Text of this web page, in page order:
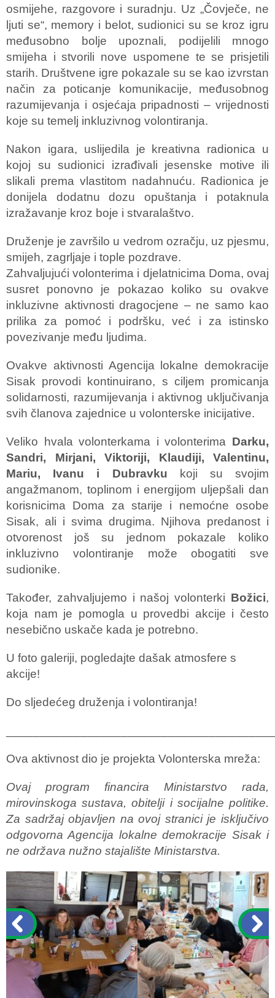
osmijehe, razgovore i suradnju. Uz „Čovječe, ne
ljuti se“, memory i belot, sudionici su se kroz igru
međusobno bolje upoznali, podijelili mnogo
smijeha i stvorili nove uspomene te se prisjetili
starih. Društvene igre pokazale su se kao izvrstan
način za poticanje komunikacije, međusobnog
razumijevanja i osjećaja pripadnosti – vrijednosti
koje su temelj inkluzivnog volontiranja.
Nakon igara, uslijedila je kreativna radionica u
kojoj su sudionici izrađivali jesenske motive ili
slikali prema vlastitom nadahnuću. Radionica je
donijela dodatnu dozu opuštanja i potaknula
izražavanje kroz boje i stvaralaštvo.
Druženje je završilo u vedrom ozračju, uz pjesmu,
smijeh, zagrljaje i tople pozdrave.
Zahvaljujući volonterima i djelatnicima Doma, ovaj
susret ponovno je pokazao koliko su ovakve
inkluzivne aktivnosti dragocjene – ne samo kao
prilika za pomoć i podršku, već i za istinsko
povezivanje među ljudima.
Ovakve aktivnosti Agencija lokalne demokracije
Sisak provodi kontinuirano, s ciljem promicanja
solidarnosti, razumijevanja i aktivnog uključivanja
svih članova zajednice u volonterske inicijative.
Veliko hvala volonterkama i volonterima Darku,
Sandri, Mirjani, Viktoriji, Klaudiji, Valentinu,
Mariu, Ivanu i Dubravku koji su svojim
angažmanom, toplinom i energijom uljepšali dan
korisnicima Doma za starije i nemoćne osobe
Sisak, ali i svima drugima. Njihova predanost i
otvorenost još su jednom pokazale koliko
inkluzivno volontiranje može obogatiti sve
sudionike.
Također, zahvaljujemo i našoj volonterki Božici,
koja nam je pomogla u provedbi akcije i često
nesebično uskače kada je potrebno.
U foto galeriji, pogledajte dašak atmosfere s
akcije!
Do sljedećeg druženja i volontiranja!
Ova aktivnost dio je projekta Volonterska mreža:
Ovaj program financira Ministarstvo rada,
mirovinskoga sustava, obitelji i socijalne politike.
Za sadržaj objavljen na ovoj stranici je isključivo
odgovorna Agencija lokalne demokracije Sisak i
ne održava nužno stajalište Ministarstva.